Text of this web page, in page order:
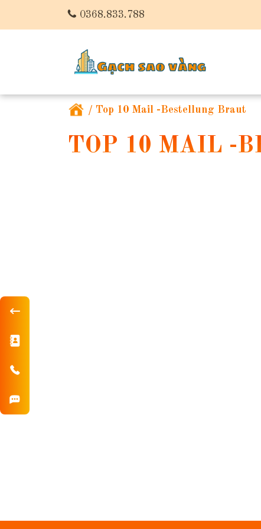
0368.833.788
/ Top 10 Mail -Bestellung Braut
TOP 10 MAIL -